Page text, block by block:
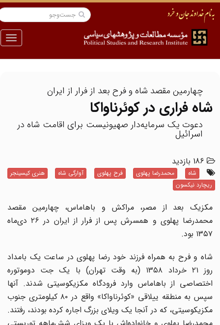
منو
چهارمین مقصد شاه و فرح بعد از فرار از ایران
شاه فراری در کوئرناواکا
دعوت یک سرمایه‌دار صهیونیست برای اقامت شاه در
اسرائیل
186 بازدید
شاه محمدرضا پهلوی فرح پهلوی آوارگی شاه
هنری کیسینجر
ریچارد نیکسون
مکزیک بعد از مصر، مراکش و باهاماس، چهارمین مقصد
محمدرضا پهلوی و همسرش پس از فرار از ایران در ۲۶ دی‌ماه
۱۳۵۷ بود.
شاه و فرح به همراه فرزند خود رضا پهلوی در ساعت یک بامداد
روز ۲۱ خرداد ۱۳۵۸ (به وقت تهران) با یک جت دوموتوره
اختصاصی از باهاماس وارد فرودگاه مکزیکوسیتی شدند. آنها
سپس به منطقه ییلاقی «کوئرناواکا» واقع در ۸۰ کیلومتری جنوب
مکزیکوسیتی، که در آنجا یک ویلای بزرگ اجاره کرده بودند، رفتند.